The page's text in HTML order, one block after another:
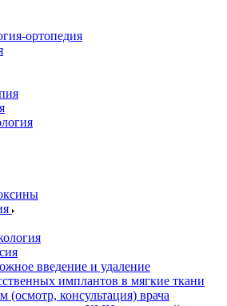
ортопедия
введение и удаление
имплантов в мягкие ткани
(осмотр, консультация) врача